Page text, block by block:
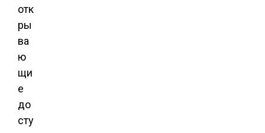
отк
ры
ва
ю
щи
е
до
сту